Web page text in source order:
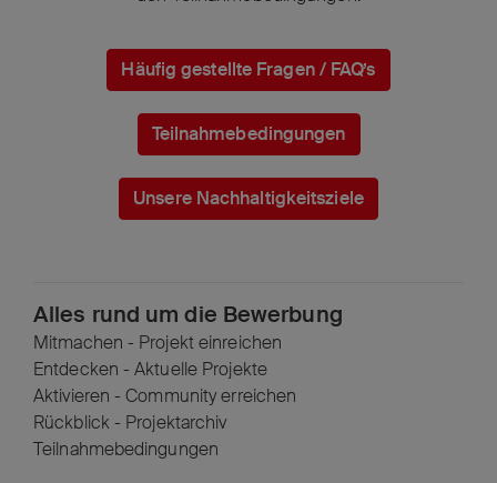
Häufig gestellte Fragen / FAQ’s
Teilnahmebedingungen
Unsere Nachhaltigkeitsziele
Alles rund um die Bewerbung
Mitmachen - Projekt einreichen
Entdecken - Aktuelle Projekte
Aktivieren - Community erreichen
Rückblick - Projektarchiv
Teilnahmebedingungen